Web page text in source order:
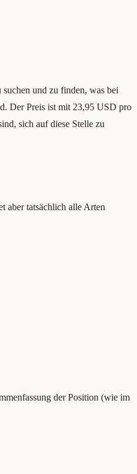
und zu finden, was bei
Der Preis ist mit 23,95 USD pro
sich auf diese Stelle zu
aber tatsächlich alle Arten
der Position (wie im